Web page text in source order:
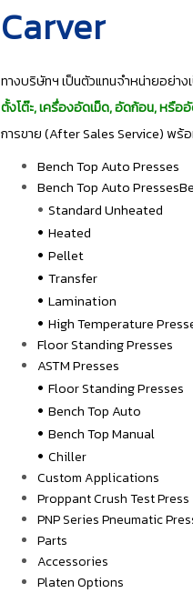
Carver
ทางบริษัทฯ เป็นตัวแทนจำหน่ายอย่า
ตั้งโต๊ะ, เครื่องอัดเม็ด, อัดก้อน, หรือ
การขาย (After Sales Service) พร้
Bench Top Auto Presses
Bench Top Auto
• Standard Unheated
• Heated
• Pellet
• Transfer
• Lamination
• High Temperature
Floor Standing Presses
ASTM Presses
• Floor Standing Presses
• Bench Top Auto
• Bench Top Manual
• Chiller
Custom Applications
Proppant Crush Test Press
PNP Series Pneumatic
Parts
Accessories
Platen Options